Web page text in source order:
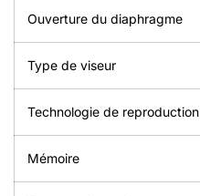
Ouverture du diaphragme
Type de viseur
Technologie de reproduction
Mémoire